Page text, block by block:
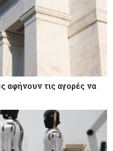
αφήνουν τις αγορές να